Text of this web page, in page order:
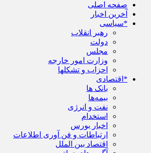
صفحه اصلی
آخرین اخبار
*سیاسی
رهبر انقلاب
دولت
مجلس
وزارت امور خارجه
احزاب و تشکلها
*اقتصادی
بانک ها
بیمه‌ها
نفت و انرژی
استخدام
اخبار بورس
ارتباطات و فن آوری اطلاعات
اقتصاد بین الملل